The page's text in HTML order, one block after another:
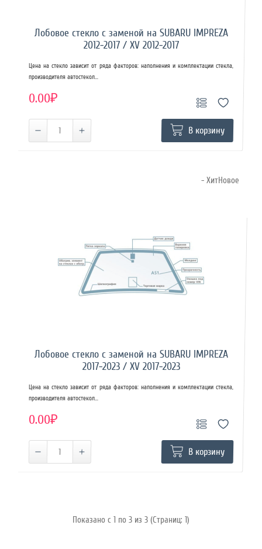
Лобовое стекло с заменой на SUBARU IMPREZA
2012-2017 / XV 2012-2017
Цена на стекло зависит от ряда факторов: наполнения и комплектации стекла,
производителя автостекол...
0.00₽
В корзину
- ХитНовое
Лобовое стекло с заменой на SUBARU IMPREZA
2017-2023 / XV 2017-2023
Цена на стекло зависит от ряда факторов: наполнения и комплектации стекла,
производителя автостекол...
0.00₽
В корзину
Показано с 1 по 3 из 3 (Страниц: 1)